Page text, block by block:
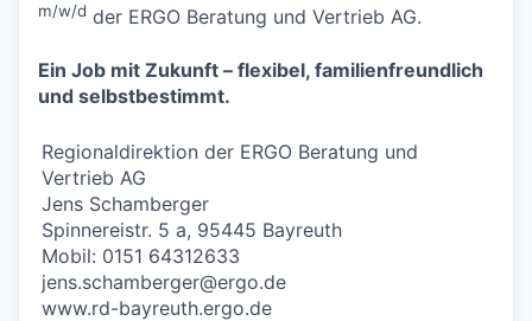
m/w/d der ERGO Beratung und Vertrieb AG.
Ein Job mit Zukunft – flexibel, familienfreundlich
und selbstbestimmt.
Regionaldirektion der ERGO Beratung und
Vertrieb AG
Jens Schamberger
Spinnereistr. 5 a, 95445 Bayreuth
Mobil: 0151 64312633
jens.schamberger@ergo.de
www.rd-bayreuth.ergo.de